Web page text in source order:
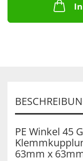
PE Winkel 45
63mm x